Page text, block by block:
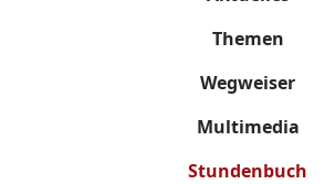
Themen
Wegweiser
Multimedia
Stundenbuch